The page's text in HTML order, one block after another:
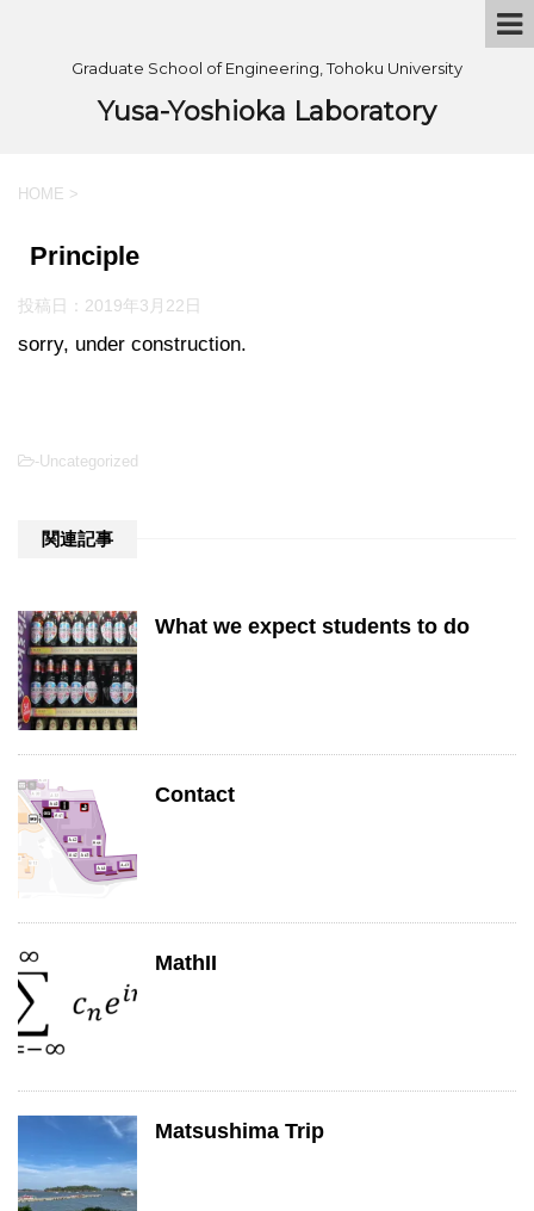
Graduate School of Engineering, Tohoku University
Yusa-Yoshioka Laboratory
HOME >
Principle
投稿日： 2019年3月22日
sorry, under construction.
-Uncategorized
関連記事
What we expect students to do
Contact
MathII
Matsushima Trip